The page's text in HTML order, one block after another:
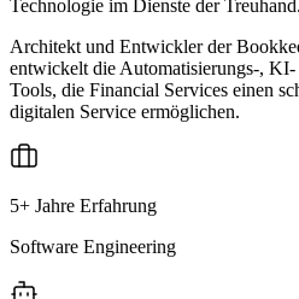
Technologie im Dienste der Treuhand.
Architekt und Entwickler der
entwickelt die Automatisierungs-,
Tools, die Financial Services einen
digitalen Service ermöglichen.
5+ Jahre Erfahrung
Software Engineering